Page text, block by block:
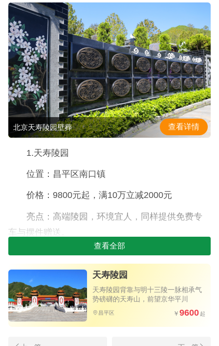
北京天寿陵园壁葬 查看详情
1.天寿陵园
位置：昌平区南口镇
价格：9800元起，满10万立减2000元
亮点：高端陵园，环境宜人，同样提供免费专
车与摆件赠送。
2.太子峪陵园
价格：31400元起
特点：现代科技与传统丧葬结合，多种壁葬方
案可选。
查看全部
天寿陵园
天寿陵园背靠与明十三陵一脉相承气
势磅礴的天寿山，前望京华平川
昌平区 9600